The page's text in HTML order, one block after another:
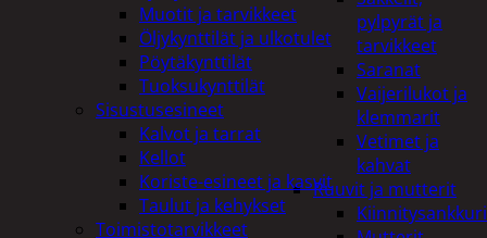
pylpyrät ja
tarvikkeet
Saranat
Vaijerilukot ja
klemmarit
Vetimet ja
kahvat
Ruuvit ja mutterit
Muotit ja tarvikkeet
Öljykynttilät ja ulkotulet
Pöytäkynttilät
Tuoksukynttilät
Sisustusesineet
Kalvot ja tarrat
Kellot
Koriste-esineet ja kasvit
Taulut ja kehykset
Toimistotarvikkeet